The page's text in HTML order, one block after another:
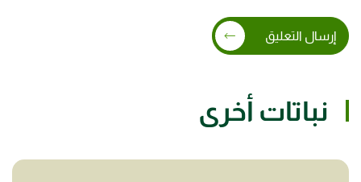
إرسال التعليق
نباتات أخرى